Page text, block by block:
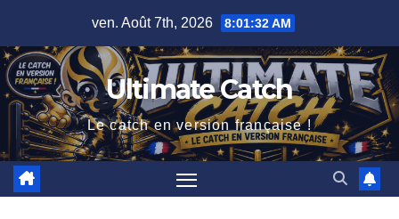
content
ven. Août 7th, 2026 8:01:32 AM
Ultimate Catch
Le catch en version française !